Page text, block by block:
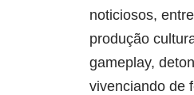
noticiosos,
produção
gameplay,
vivenciando de